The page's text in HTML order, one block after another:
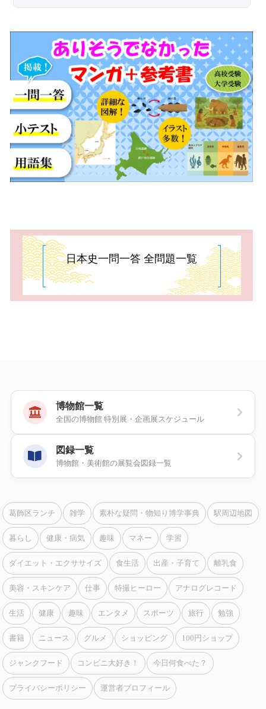
日本史一問一答 全問題一覧
博物館一覧
全国の博物館 特別展・企画展スケジュール
図録一覧
博物館・美術館の展覧会図録一覧
葛飾区ランチ 雑学 素朴な疑問・物知り博学事典 駅周辺地図
暮らし 健康・病気 趣味 マネー 学習
ダイエット・エクササイズ 食生活 出産・子育て 離乳食
美容・スキンケア 仕事 特撮ヒーロー アナログレコード
生活 健康 趣味 エンタメ スポーツ 旅行 勉強
書籍 ニュース グルメ ショッピング 100円ショップ
ジャンクフード コンビニ大好き！ 今日何食べた？
プライバシーポリシー 運営者プロフィール